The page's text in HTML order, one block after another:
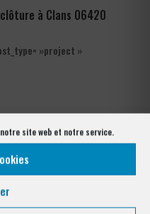
site web et notre service.
à Clans 06420
»project »